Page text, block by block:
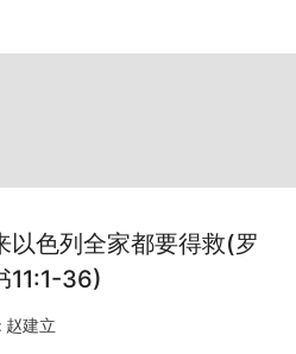
以色列全家都要得救(罗
11:1-36)
赵建立